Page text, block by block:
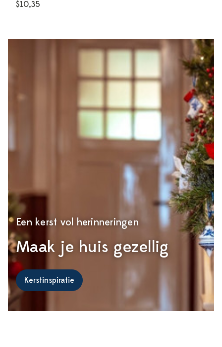
$10,35
Een kerst vol herinneringen
Maak je huis gezellig
Kerstinspiratie